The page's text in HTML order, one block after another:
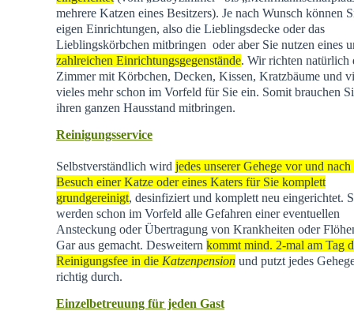
mehrere Katzen eines Besitzers). Je nach Wunsch können
eigen Einrichtungen, also die Lieblingsdecke oder das
Lieblingskörbchen mitbringen oder aber Sie nutzen eines
zahlreichen Einrichtungsgegenstände. Wir richten natürlich
Zimmer mit Körbchen, Decken, Kissen, Kratzbäume und
vieles mehr schon im Vorfeld für Sie ein. Somit brauchen
ihren ganzen Hausstand mitbringen.
Reinigungsservice
Selbstverständlich wird jedes unserer Gehege vor und nach
Besuch einer Katze oder eines Katers für Sie komplett
grundgereinigt, desinfiziert und komplett neu eingerichtet.
werden schon im Vorfeld alle Gefahren einer eventuellen
Ansteckung oder Übertragung von Krankheiten oder
Gar aus gemacht. Desweitern kommt mind. 2-mal am Tag
Reinigungsfee in die Katzenpensionund putzt jedes
richtig durch.
Einzelbetreuung für jeden Gast